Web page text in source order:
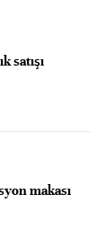
satışı
makası